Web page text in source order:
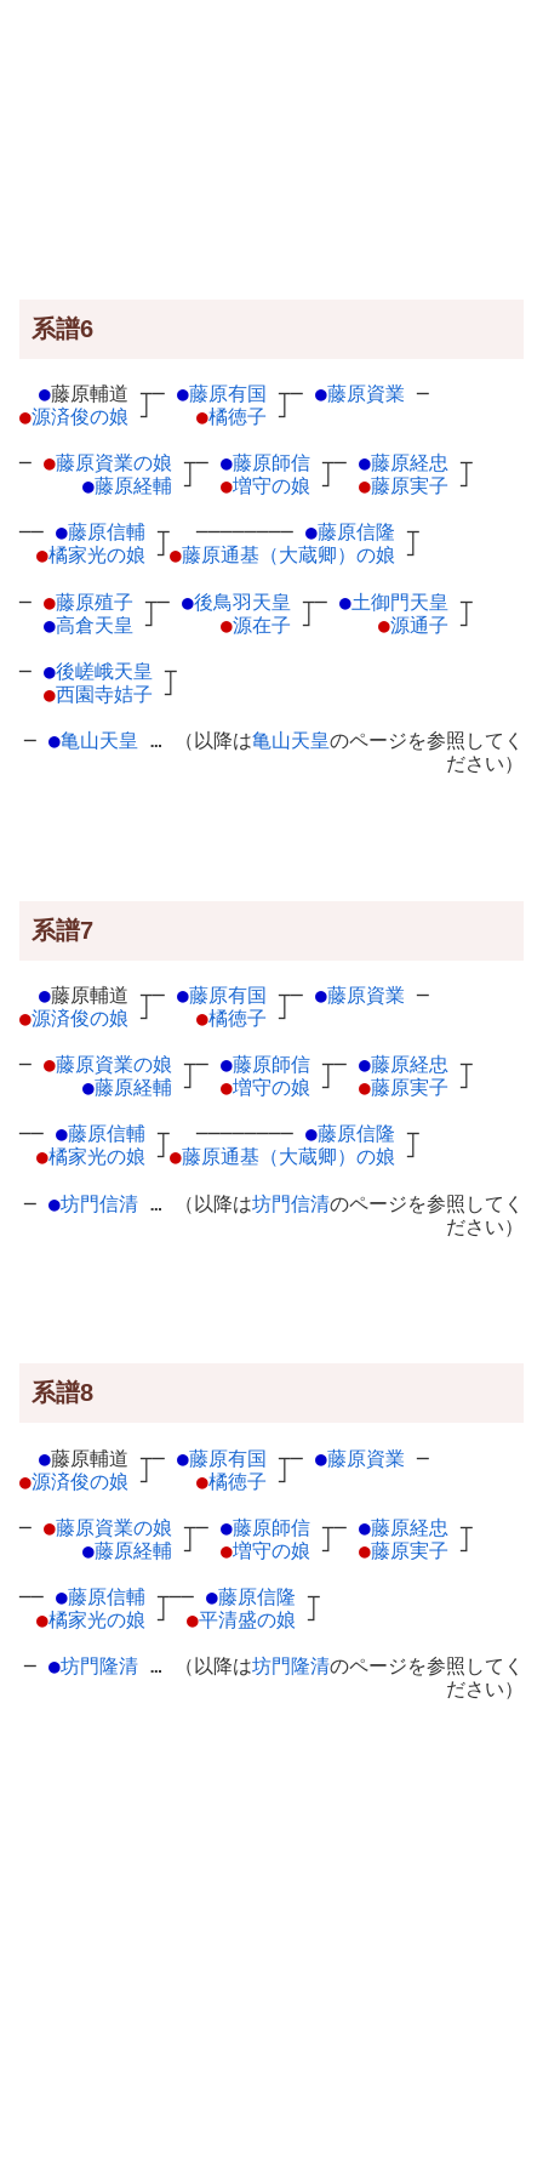
系譜6
●藤原輔道 ┬
●源済俊の娘 ┘
─ ●藤原有国 ┬
●橘徳子 ┘
─ ●藤原資業 ─
─ ●藤原資業の娘 ┬
●藤原経輔 ┘
─ ●藤原師信 ┬
●増守の娘 ┘
─ ●藤原経忠 ┬
●藤原実子 ┘
── ●藤原信輔 ┬
●橘家光の娘 ┘
──────── ●藤原信隆 ┬
●藤原通基（大蔵卿）の娘 ┘
─ ●藤原殖子 ┬
●高倉天皇 ┘
─ ●後鳥羽天皇 ┬
●源在子 ┘
─ ●土御門天皇 ┬
●源通子 ┘
─ ●後嵯峨天皇 ┬
●西園寺姞子 ┘
─ ●亀山天皇 … （以降は亀山天皇のページを参照してく
ださい）
系譜7
●藤原輔道 ┬
●源済俊の娘 ┘
─ ●藤原有国 ┬
●橘徳子 ┘
─ ●藤原資業 ─
─ ●藤原資業の娘 ┬
●藤原経輔 ┘
─ ●藤原師信 ┬
●増守の娘 ┘
─ ●藤原経忠 ┬
●藤原実子 ┘
── ●藤原信輔 ┬
●橘家光の娘 ┘
──────── ●藤原信隆 ┬
●藤原通基（大蔵卿）の娘 ┘
─ ●坊門信清 … （以降は坊門信清のページを参照してく
ださい）
系譜8
●藤原輔道 ┬
●源済俊の娘 ┘
─ ●藤原有国 ┬
●橘徳子 ┘
─ ●藤原資業 ─
─ ●藤原資業の娘 ┬
●藤原経輔 ┘
─ ●藤原師信 ┬
●増守の娘 ┘
─ ●藤原経忠 ┬
●藤原実子 ┘
── ●藤原信輔 ┬
●橘家光の娘 ┘
── ●藤原信隆 ┬
●平清盛の娘 ┘
─ ●坊門隆清 … （以降は坊門隆清のページを参照してく
ださい）